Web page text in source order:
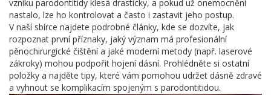
vzniku parodontitidy klesá drasticky, a pokud už onemocnění
nastalo, lze ho kontrolovat a často i zastavit jeho postup.
V naší sbírce najdete podrobné články, kde se dozvíte, jak
rozpoznat první příznaky, jaký význam má profesionální
pěnochirurgické čištění a jaké moderní metody (např. laserové
zákroky) mohou podpořit hojení dásní. Prohlédněte si ostatní
položky a najděte tipy, které vám pomohou udržet dásně zdravé
a vyhnout se komplikacím spojeným s parodontitidou.